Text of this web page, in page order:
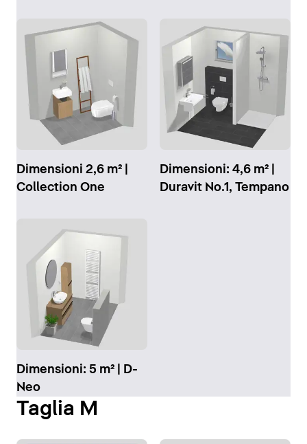
Dimensioni 2,6 m² |
Collection One
Dimensioni: 4,6 m² |
Duravit No.1, Tempano
Dimensioni: 5 m² | D-
Neo
Taglia M